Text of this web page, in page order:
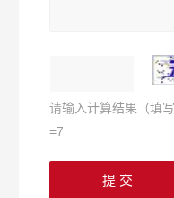
请输入计算结果（填
=7